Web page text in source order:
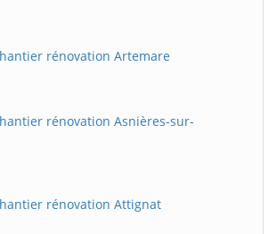
rénovation Artemare
rénovation Asnières-sur-
rénovation Attignat